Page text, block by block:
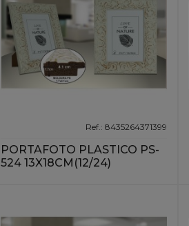
Ref.: 8435264371399
PORTAFOTO PLASTICO PS-
524 13X18CM(12/24)